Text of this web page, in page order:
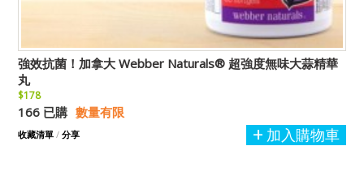
強效抗菌！加拿大 Webber Naturals® 超強度無味大蒜精華
丸
$178
166 已購 數量有限
加入購物車
收藏清單 / 分享